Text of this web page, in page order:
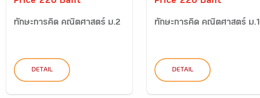
ทักษะการคิด คณิตศาสตร์ ม.2
DETAIL
ทักษะการคิด คณิตศาสตร์ ม.1
DETAIL